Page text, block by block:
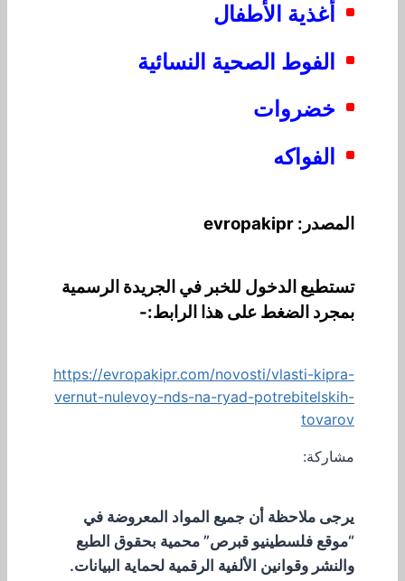
أغذية الأطفال
الفوط الصحية النسائية
خضروات
الفواكه
المصدر: evropakipr
تستطيع الدخول للخبر في الجريدة الرسمية
بمجرد الضغط على هذا الرابط:-
https://evropakipr.com/novosti/vlasti-kipra-
vernut-nulevoy-nds-na-ryad-potrebitelskih-
tovarov
مشاركة:
يرجى ملاحظة أن جميع المواد المعروضة في
“موقع فلسطينيو قبرص” محمية بحقوق الطبع
والنشر وقوانين الألفية الرقمية لحماية البيانات.